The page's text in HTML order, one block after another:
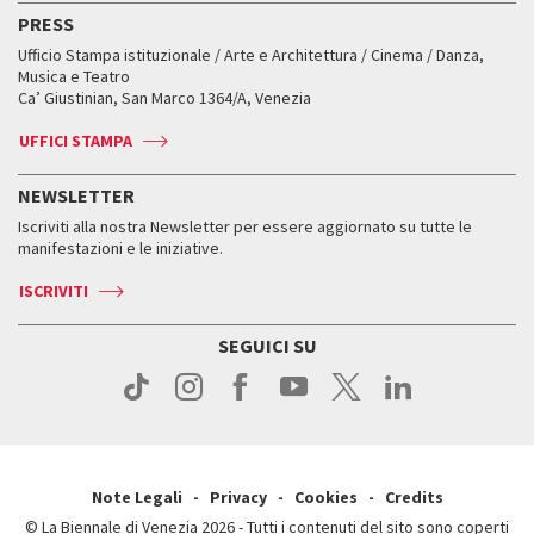
FAQ
Servizi al pubblico
Come raggiungerci
Press
Edizioni passate
Orari e sedi
Accrediti
Come raggiungerci
Orari e sedi
Biglietti
Accrediti
Come raggiungerci
Contatti
Press
Accrediti
Servizi al pubblico
Come raggiungerci
Press
Workshop di critica teatrale
Leone d’oro alla carriera
Leone d’argento
Edizioni passate
Orari e sedi
Biglietti
Servizi al pubblico
Come raggiungerci
Contatti
Mostre Virtuali
Fondi e Collezioni
Biennale College ASAC
ASAC DATI
Storia
Orari e sedi
PRESS
Ufficio Stampa istituzionale / Arte e Architettura / Cinema / Danza,
Musica e Teatro
Ca’ Giustinian, San Marco 1364/A, Venezia
UFFICI STAMPA
NEWSLETTER
Iscriviti alla nostra Newsletter per essere aggiornato su tutte le
manifestazioni e le iniziative.
ISCRIVITI
SEGUICI SU
Note Legali Privacy Cookies
Credits
© La Biennale di Venezia 2026 - Tutti i contenuti del sito sono coperti